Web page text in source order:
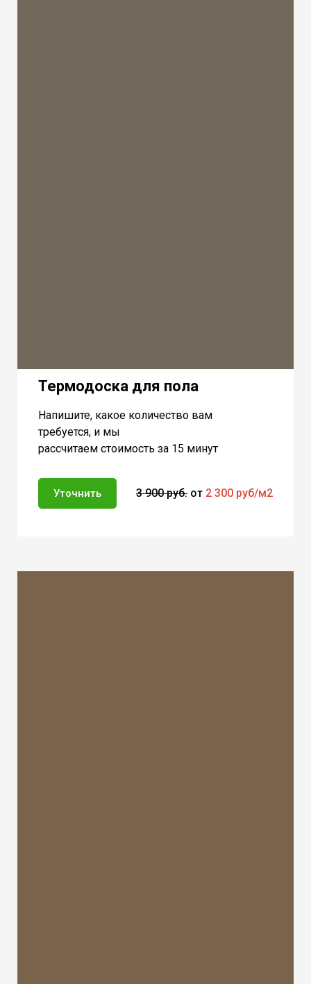
Термодоска для пола
Напишите, какое количество вам
требуется, и мы
рассчитаем стоимость за 15 минут
Уточнить 3 900руб. от 2 300 руб/м2